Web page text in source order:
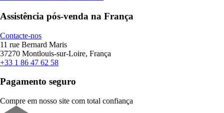
Assistência pós-venda na França
Contacte-nos
11 rue Bernard Maris
37270 Montlouis-sur-Loire, França
+33 1 86 47 62 58
Pagamento seguro
Compre em nosso site com total confiança